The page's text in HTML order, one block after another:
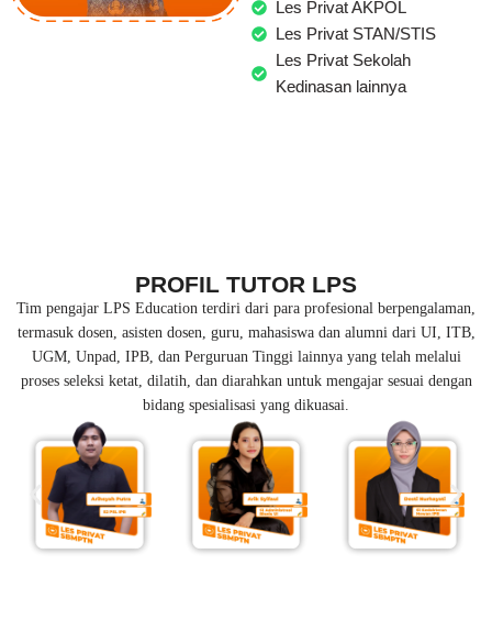
Les Privat AKPOL
Les Privat STAN/STIS
Les Privat Sekolah
Kedinasan lainnya
PROFIL TUTOR LPS
Tim pengajar LPS Education terdiri dari para profesional berpengalaman,
termasuk dosen, asisten dosen, guru, mahasiswa dan alumni dari UI, ITB,
UGM, Unpad, IPB, dan Perguruan Tinggi lainnya yang telah melalui
proses seleksi ketat, dilatih, dan diarahkan untuk mengajar sesuai dengan
bidang spesialisasi yang dikuasai.